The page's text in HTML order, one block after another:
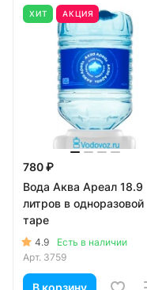
ХИТ АКЦИЯ
780 ₽
Вода Аква Ареал 18.9
литров в одноразовой
таре
4.9
Есть в наличии
Арт. 3759
В корзину